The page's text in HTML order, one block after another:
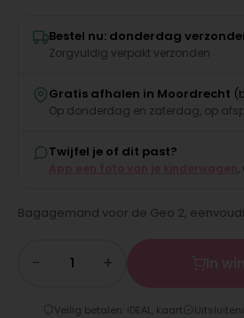
Bestel nu: donderdag
Zorgvuldig verpakt verzonden
Gratis afhalen in Moordrecht
Op donderdag en zaterdag, op
Twijfel je of dit past?
Bagagemand voor de Geo 2,
− +
Veilig betalen: iDEAL, kaart